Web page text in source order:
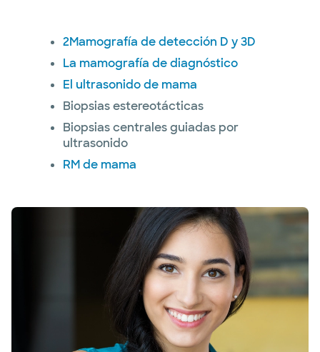
2Mamografía de detección D y 3D
La mamografía de diagnóstico
El ultrasonido de mama
Biopsias estereotácticas
Biopsias centrales guiadas por
ultrasonido
RM de mama